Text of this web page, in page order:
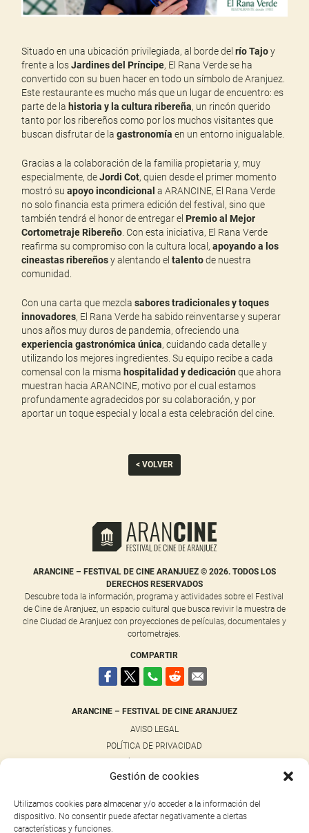
Gestión de cookies
Utilizamos cookies para almacenar y/o acceder a la información del
dispositivo. No consentir puede afectar negativamente a ciertas
características y funciones.
Situado en una ubicación privilegiada, al borde delrío Tajoy
frente a losJardines del Príncipe, El Rana Verde se ha
convertido con su buen hacer en todo un símbolo de Aranjuez.
Este restaurante es mucho más que un lugar de encuentro: es
parte de la historia y la cultura ribereña, un rincón querido
tanto por los ribereños como por los muchos visitantes que
buscan disfrutar de lagastronomía en un entorno inigualable.
Gracias a la colaboración de la familia propietaria y, muy
especialmente, deJordi Cot, quien desde el primer momento
mostró suapoyo incondicional a ARANCINE, El Rana Verde
no solo financia esta primera edición del festival, sino que
también tendrá el honor de entregar elPremio al Mejor
Cortometraje Ribereño . Con esta iniciativa, El Rana Verde
reafirma su compromiso con la cultura local,apoyando a los
cineastas ribereñosy alentando eltalentode nuestra
comunidad.
Con una carta que mezclasabores tradicionales y toques
innovadores, El Rana Verde ha sabido reinventarse y superar
unos años muy duros de pandemia, ofreciendo una
experiencia gastronómica única, cuidando cada detalle y
utilizando los mejores ingredientes. Su equipo recibe a cada
comensal con la misma hospitalidad y dedicaciónque ahora
muestran hacia ARANCINE, motivo por el cual estamos
profundamente agradecidos por su colaboración, y por
aportar un toque especial y local a esta celebración del cine.
< VOLVER
ARANCINE – FESTIVAL DE CINE ARANJUEZ © 2026. TODOS LOS
DERECHOS RESERVADOS
Descubre toda la información, programa y actividades sobre el Festival
de Cine de Aranjuez, un espacio cultural que busca revivir la muestra de
cine Ciudad de Aranjuez con proyecciones de películas, documentales y
cortometrajes.
COMPARTIR
ARANCINE – FESTIVAL DE CINE ARANJUEZ
AVISO LEGAL
POLÍTICA DE PRIVACIDAD
NOTICIAS